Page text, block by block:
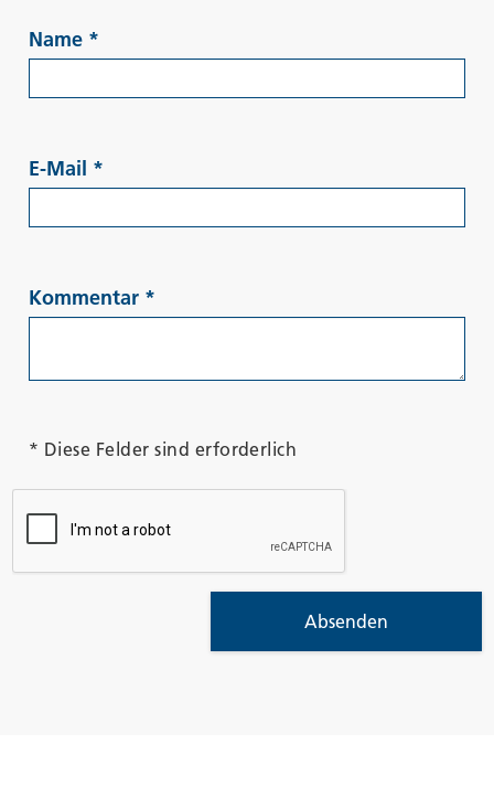
Name *
E-Mail *
Kommentar *
* Diese Felder sind erforderlich
Absenden